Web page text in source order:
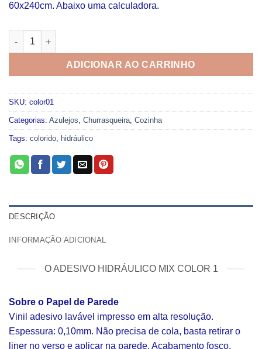
60x240cm. Abaixo uma calculadora.
Adesivo Hidráulico Mix Color 1 quantidade
ADICIONAR AO CARRINHO
SKU: color01
Categorias: Azulejos, Churrasqueira, Cozinha
Tags: colorido, hidráulico
DESCRIÇÃO
INFORMAÇÃO ADICIONAL
O ADESIVO HIDRÁULICO MIX COLOR 1
Sobre o Papel de Parede
Vinil adesivo lavável impresso em alta resolução.
Espessura: 0,10mm. Não precisa de cola, basta retirar o
liner no verso e aplicar na parede. Acabamento fosco.